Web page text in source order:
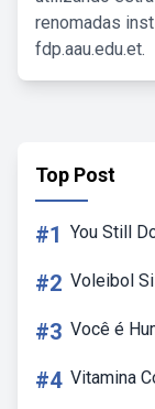
renomadas
fdp.aau.edu.et.
Top Post
#1 You Still
#2 Voleibol
#3 Você é
#4 Vitamina